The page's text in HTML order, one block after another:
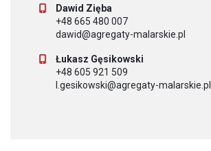
Dawid Zięba
+48 665 480 007
dawid@agregaty-malarskie.pl
Łukasz Gęsikowski
+48 605 921 509
l.gesikowski@agregaty-malarskie.pl